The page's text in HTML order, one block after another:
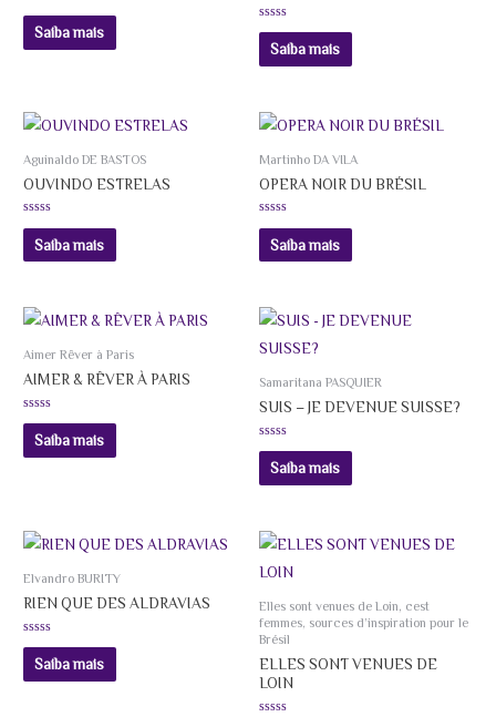
Avaliação
de
5
Saiba mais
Avaliação
de
5
Saiba mais
Aguinaldo DE BASTOS
OUVINDO ESTRELAS
Avaliação
de
5
Saiba mais
Martinho DA VILA
OPERA NOIR DU BRÉSIL
Avaliação
de
5
Saiba mais
Aimer Rêver à Paris
AIMER & RÊVER À PARIS
Avaliação
de
5
Saiba mais
Samaritana PASQUIER
SUIS – JE DEVENUE SUISSE?
Avaliação
de
5
Saiba mais
Elvandro BURITY
RIEN QUE DES ALDRAVIAS
Avaliação
de
5
Saiba mais
Elles sont venues de Loin, cest
femmes, sources d’inspiration pour le
Brésil
ELLES SONT VENUES DE
LOIN